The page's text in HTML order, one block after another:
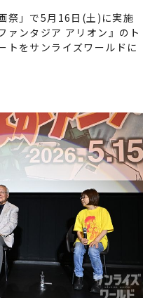
祭」で5月16日(土)に実施
ァンタジア アリオン』のト
トをサンライズワールドに